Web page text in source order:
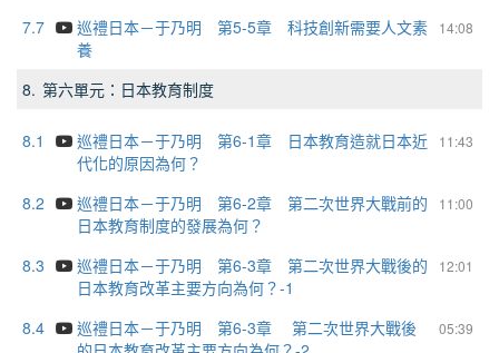
7.7
14:08
巡禮日本－于乃明 第5-5章 科技創新需要人文素
養
8. 第六單元：日本教育制度
8.1 11:43
巡禮日本－于乃明 第6-1章 日本教育造就日本近
代化的原因為何？
8.2
11:00
巡禮日本－于乃明 第6-2章 第二次世界大戰前的
日本教育制度的發展為何？
8.3
12:01
巡禮日本－于乃明 第6-3章 第二次世界大戰後的
日本教育改革主要方向為何？-1
8.4
05:39
巡禮日本－于乃明 第6-3章 第二次世界大戰後